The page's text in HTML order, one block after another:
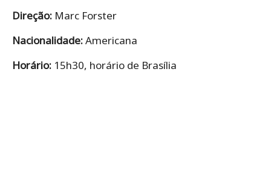
Direção: Marc Forster
Nacionalidade:Americana
Horário: 15h30, horário de Brasília